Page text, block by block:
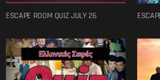
ESCAPE ROOM QUIZ JULY 26